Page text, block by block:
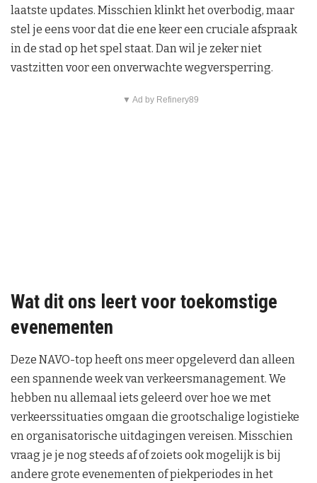
laatste updates. Misschien klinkt het overbodig, maar
stel je eens voor dat die ene keer een cruciale afspraak
in de stad op het spel staat. Dan wil je zeker niet
vastzitten voor een onverwachte wegversperring.
▼ Ad by Refinery89
Wat dit ons leert voor toekomstige
evenementen
Deze NAVO-top heeft ons meer opgeleverd dan alleen
een spannende week van verkeersmanagement. We
hebben nu allemaal iets geleerd over hoe we met
verkeerssituaties omgaan die grootschalige logistieke
en organisatorische uitdagingen vereisen. Misschien
vraag je je nog steeds af of zoiets ook mogelijk is bij
andere grote evenementen of piekperiodes in het